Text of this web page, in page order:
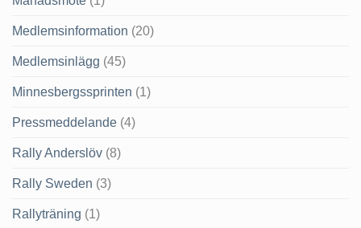
Medlemsinformation (20)
Medlemsinlägg (45)
Minnesbergssprinten (1)
Pressmeddelande (4)
Rally Anderslöv (8)
Rally Sweden (3)
Rallyträning (1)